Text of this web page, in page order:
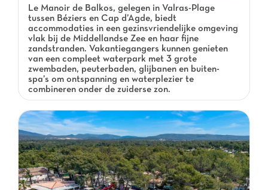
Le Manoir de Balkos, gelegen in Valras-Plage
tussen Béziers en Cap d’Agde, biedt
accommodaties in een gezinsvriendelijke omgeving
vlak bij de Middellandse Zee en haar fijne
zandstranden. Vakantiegangers kunnen genieten
van een compleet waterpark met 3 grote
zwembaden, peuterbaden, glijbanen en buiten-
spa’s om ontspanning en waterplezier te
combineren onder de zuiderse zon.